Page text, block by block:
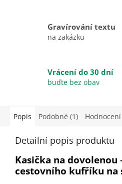
Gravírování textu
na zakázku
Vrácení do 30 dní
buďte bez obav
Popis Podobné (1) Hodnocení
Detailní popis produktu
Kasička na dovolenou
cestovního kufříku na